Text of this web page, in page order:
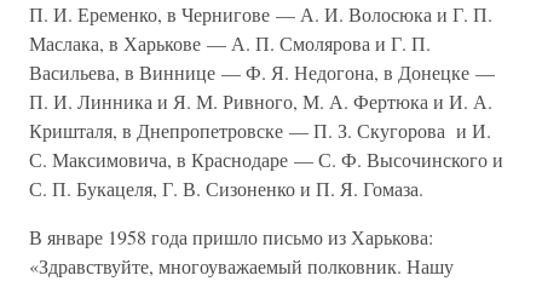
П. И. Еременко, в Чернигове — А. И. Волосюка и Г. П.
Маслака, в Харькове — А. П. Смолярова и Г. П.
Васильева, в Виннице — Ф. Я. Недогона, в Донецке —
П. И. Линника и Я. М. Ривного, М. А. Фертюка и И. А.
Кришталя, в Днепропетровске — П. З. Скугорова и И.
С. Максимовича, в Краснодаре — С. Ф. Высочинского и
С. П. Букацеля, Г. В. Сизоненко и П. Я. Гомаза.
В январе 1958 года пришло письмо из Харькова:
«Здравствуйте, многоуважаемый полковник. Нашу